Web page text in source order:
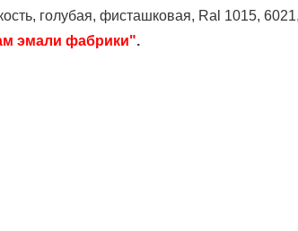
голубая, фисташковая, Ral 1015,
эмали фабрики".